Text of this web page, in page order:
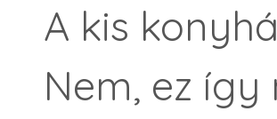
A kis
Nem, ez